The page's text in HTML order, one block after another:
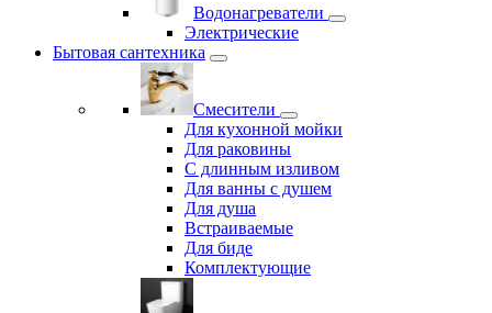
Водонагреватели
Электрические
Бытовая сантехника
Смесители
Для кухонной мойки
Для раковины
С длинным изливом
Для ванны с душем
Для душа
Встраиваемые
Для биде
Комплектующие